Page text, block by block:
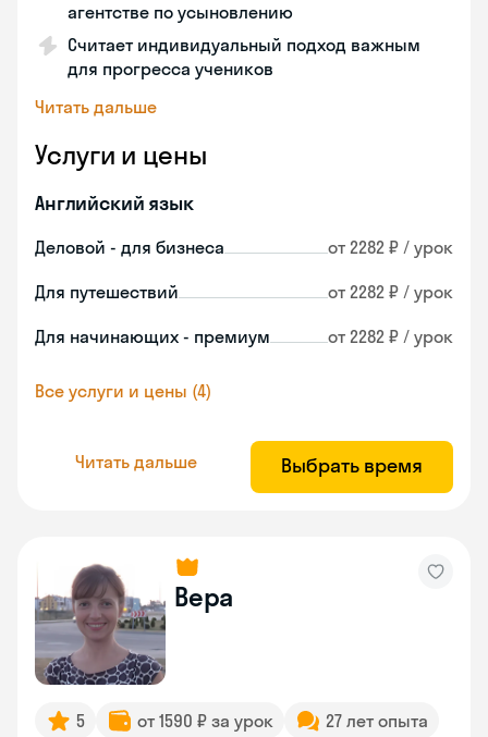
агентстве по усыновлению
Считает индивидуальный подход важным
для прогресса учеников
Читать дальше
Услуги и цены
Английский язык
Деловой - для бизнеса от 2282 ₽ / урок
Для путешествий от 2282 ₽ / урок
Для начинающих - премиум от 2282 ₽ / урок
Все услуги и цены (4)
Читать дальше Выбрать время
Вера
5 от 1590 ₽ за урок
27 лет опыта